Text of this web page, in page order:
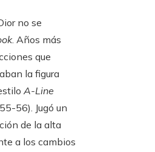
no se
. Años más
que
la figura
A-Line
56). Jugó un
de la alta
a los cambios